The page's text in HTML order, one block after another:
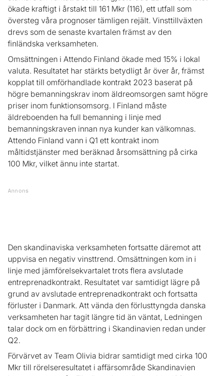
ökade kraftigt i årstakt till 161 Mkr (116), ett utfall som
översteg våra prognoser tämligen rejält. Vinsttillväxten
drevs som de senaste kvartalen främst av den
finländska verksamheten.
Omsättningen i Attendo Finland ökade med 15% i lokal
valuta. Resultatet har stärkts betydligt år över år, främst
kopplat till omförhandlade kontrakt 2023 baserat på
högre bemanningskrav inom äldreomsorgen samt högre
priser inom funktionsomsorg. I Finland måste
äldreboenden ha full bemanning i linje med
bemanningskraven innan nya kunder kan välkomnas.
Attendo Finland vann i Q1 ett kontrakt inom
måltidstjänster med beräknad årsomsättning på cirka
100 Mkr, vilket ännu inte startat.
Annons
Den skandinaviska verksamheten fortsatte däremot att
uppvisa en negativ vinsttrend. Omsättningen kom in i
linje med jämförelsekvartalet trots flera avslutade
entreprenadkontrakt. Resultatet var samtidigt lägre på
grund av avslutade entreprenadkontrakt och fortsatta
förluster i Danmark. Att vända den förlusttyngda danska
verksamheten har tagit längre tid än väntat, Ledningen
talar dock om en förbättring i Skandinavien redan under
Q2.
Förvärvet av Team Olivia bidrar samtidigt med cirka 100
Mkr till rörelseresultatet i affärsområde Skandinavien